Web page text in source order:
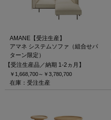
AMANE【受注生産】
アマネ システムソファ（組合せパ
ターン限定）
【受注生産品／納期 1-2ヵ月】
￥1,668,700～ ￥3,780,700
在庫：受注生産